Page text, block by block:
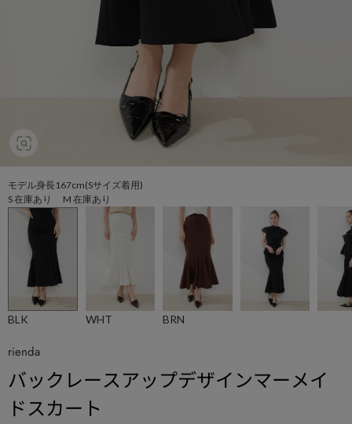
モデル身長167cm(Sサイズ着用)
S 在庫あり M 在庫あり
BLK WHT BRN
rienda
バックレースアップデザインマーメイ
ドスカート